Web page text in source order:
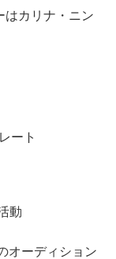
はカリナ・ニン
ート
動
オーディション